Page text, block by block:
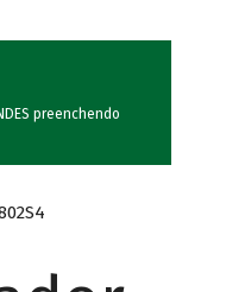
preenchendo